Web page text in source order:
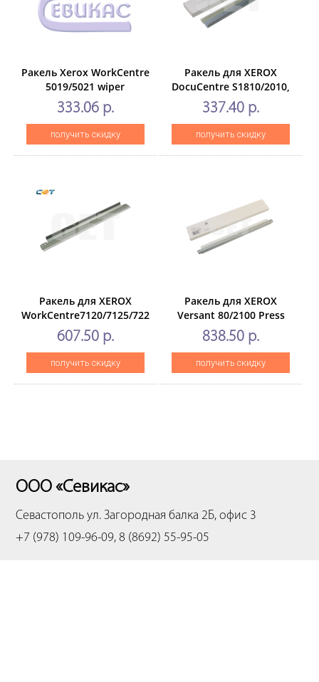
Ракель Xerox WorkCentre
5019/5021 wiper
333.06 р.
получить скидку
Ракель для XEROX
DocuCentre S1810/2010,
WorkCentre5019/5021/5022/
(CET), CET7902
337.40 р.
получить скидку
Ракель для XEROX
WorkCentre7120/7125/7220/7220T/7225/7225T
(CET), CET7927
607.50 р.
получить скидку
Ракель для XEROX
Versant 80/2100 Press
(CET), CET281008
838.50 р.
получить скидку
ООО «Севикас»
Севастополь ул. Загородная балка 2Б, офис 3
+7 (978) 109-96-09, 8 (8692) 55-95-05